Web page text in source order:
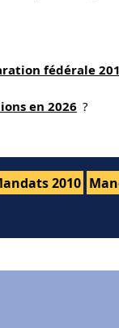
fédérale
en 2026 ?
2010